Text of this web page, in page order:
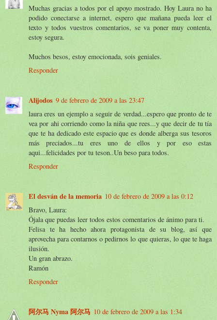
Muchas gracias a todos por el apoyo mostrado. Hoy Laura no ha
podido conectarse a internet, espero que mañana pueda leer el
texto y todos vuestros comentarios, se va poner muy contenta,
estoy segura.
Muchos besos, estoy emocionada, sois geniales.
Responder
Alijodos 9 de febrero de 2009 a las 23:47
laura eres un ejemplo a seguir de verdad...espero que pronto de te
vea por ahi corriendo como la niña que rees...y que decir de tu tía
que te ha dedicado este espacio que es donde alberga sus tesoros
más preciados...tu eres uno de ellos y por eso estas
aqui...felicidades por tu teson..Un beso para todos.
Responder
El desván de la memoria 10 de febrero de 2009 a las 0:12
Bravo, Laura:
Ójala que puedas leer todos estos comentarios de ánimo para ti.
Felisa te ha hecho ahora protagonista de su blog, así que
aprovecha para contarnos o pedirnos lo que quieras, lo que te haga
ilusión.
Un gran abrazo.
Ramón
Responder
阿尔马 Nyma 阿尔马 10 de febrero de 2009 a las 1:34